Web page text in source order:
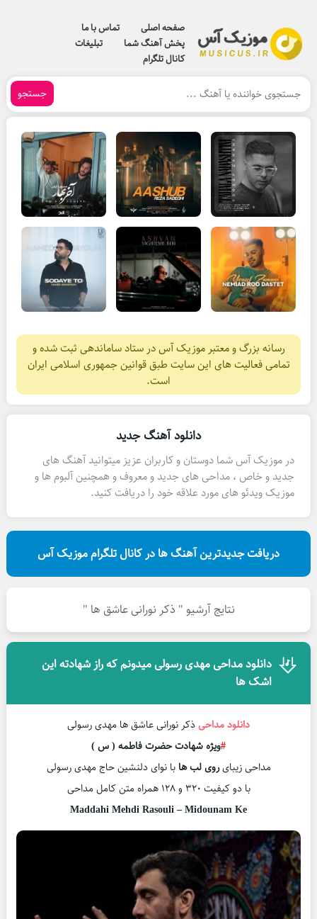
صفحه اصلی
تماس با ما
پخش آهنگ شما
تبلیغات
کانال تلگرام
جستجو
رسانه بزرگ و معتبر موزیک آس در ستاد ساماندهی ثبت شده و
تمامی فعالیت های این سایت طبق قوانین جمهوری اسلامی ایران
است.
دانلود آهنگ جدید
در موزیک آس شما دوستان و کاربران عزیز میتوانید آهنگ های
جدید و خاص ، مداحی های جدید و معروف و همچنین آلبوم ها و
موزیک ویدئو های مورد علاقه خود را دریافت کنید.
دریافت جدیدترین آهنگ ها در کانال تلگرام موزیک آس
نتایج آرشیو " ذکر نورانی عاشق ها "
دانلود مداحی مهدی رسولی میدونم که راز شهادته این
اشک ها
دانلود مداحیذکر نورانی عاشق ها مهدی رسولی
#ویژه شهادت حضرت فاطمه ( س )
مداحی زیبایروی لب ها با نوای دلنشین حاج مهدی رسولی
با دو کیفیت ۳۲۰ و ۱۲۸ همراه متن کامل مداحی
Maddahi Mehdi Rasouli – Midounam Ke